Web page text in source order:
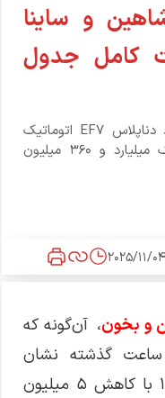
و ساینا
کامل جدول
گزارش‌ها از بازار خودرو نشان می‌دهد دناپلاس EF۷ اتوماتیک
توربوآپشنال مدل ۱۴۰۴ در حدود یک میلیارد و ۳۶۰ میلیون
و بخون، آن‌گونه که
روند بازار خودرو در طول ۲۴ ساعت گذشته نشان
می‌دهد، پراید ۱۵۱ SE مدل ۱۴۰۴ با کاهش ۵ میلیون